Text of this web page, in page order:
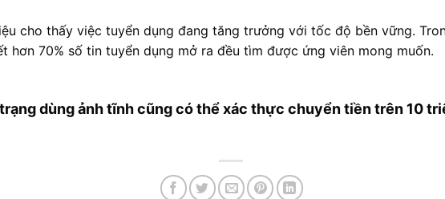
cho thấy việc tuyển dụng đang tăng trưởng với tốc độ bền vững.
hơn 70% số tin tuyển dụng mở ra đều tìm được ứng viên mong muốn.
dùng ảnh tĩnh cũng có thể xác thực chuyển tiền trên 10